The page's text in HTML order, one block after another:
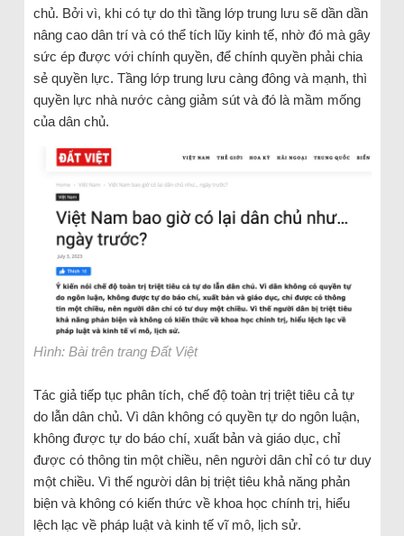
chủ. Bởi vì, khi có tự do thì tầng lớp trung lưu sẽ dần dần
nâng cao dân trí và có thể tích lũy kinh tế, nhờ đó mà gây
sức ép được với chính quyền, để chính quyền phải chia
sẻ quyền lực. Tầng lớp trung lưu càng đông và mạnh, thì
quyền lực nhà nước càng giảm sút và đó là mầm mống
của dân chủ.
Hình: Bài trên trang Đất Việt
Tác giả tiếp tục phân tích, chế độ toàn trị triệt tiêu cả tự
do lẫn dân chủ. Vì dân không có quyền tự do ngôn luận,
không được tự do báo chí, xuất bản và giáo dục, chỉ
được có thông tin một chiều, nên người dân chỉ có tư duy
một chiều. Vì thế người dân bị triệt tiêu khả năng phản
biện và không có kiến thức về khoa học chính trị, hiểu
lệch lạc về pháp luật và kinh tế vĩ mô, lịch sử.